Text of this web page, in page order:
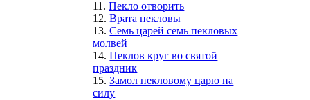
11.Пекло отворить
12.Врата пекловы
13.Семь царей семь пекловых
молвей
14.Пеклов круг во святой
праздник
15.Замол пекловому царю на
силу